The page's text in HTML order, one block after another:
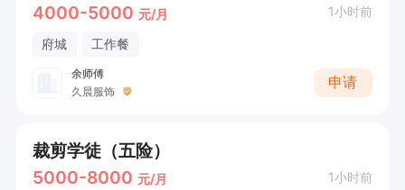
4000-5000 元/月 1小时前
府城 工作餐
余师傅
久晨服饰
申请
裁剪学徒（五险）
5000-8000 元/月 1小时前